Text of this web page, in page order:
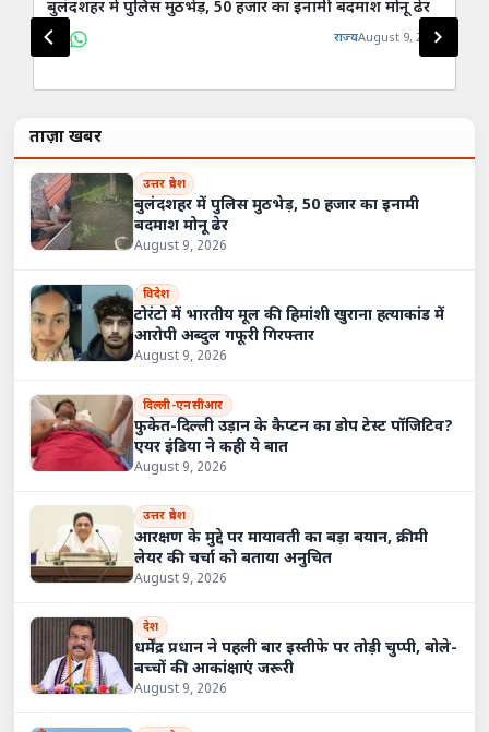
बुलंदशहर में पुलिस मुठभेड़, 50 हजार का इनामी बदमाश मोनू ढेर
राज्यAugust 9, 2026
ताज़ा खबरें
उत्तर प्रदेश
बुलंदशहर में पुलिस मुठभेड़, 50 हजार का इनामी
बदमाश मोनू ढेर
August 9, 2026
विदेश
टोरंटो में भारतीय मूल की हिमांशी खुराना हत्याकांड में
आरोपी अब्दुल गफूरी गिरफ्तार
August 9, 2026
दिल्ली-एनसीआर
फुकेत-दिल्ली उड़ान के कैप्टन का डोप टेस्ट पॉजिटिव?
एयर इंडिया ने कही ये बात
August 9, 2026
उत्तर प्रदेश
आरक्षण के मुद्दे पर मायावती का बड़ा बयान, क्रीमी
लेयर की चर्चा को बताया अनुचित
August 9, 2026
देश
धर्मेंद्र प्रधान ने पहली बार इस्तीफे पर तोड़ी चुप्पी, बोले-
बच्चों की आकांक्षाएं जरूरी
August 9, 2026